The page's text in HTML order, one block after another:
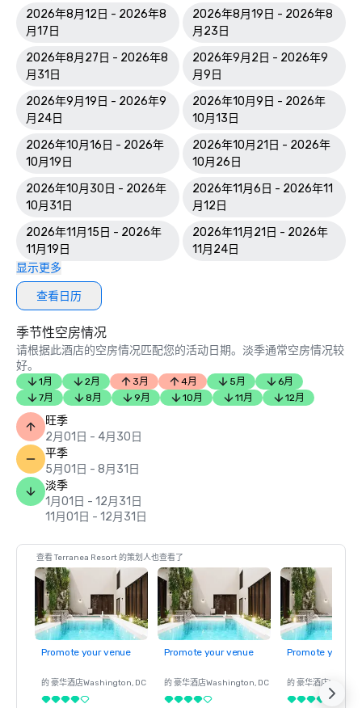
2026年8月12日 - 2026年8
月17日
2026年8月19日 - 2026年8
月23日
2026年8月27日 - 2026年8
月31日
2026年9月2日 - 2026年9
月9日
2026年9月19日 - 2026年9
月24日
2026年10月9日 - 2026年
10月13日
2026年10月16日 - 2026年
10月19日
2026年10月21日 - 2026年
10月26日
2026年10月30日 - 2026年
10月31日
2026年11月6日 - 2026年11
月12日
2026年11月15日 - 2026年
11月19日
2026年11月21日 - 2026年
11月24日
显示更多
查看日历
季节性空房情况
请根据此酒店的空房情况匹配您的活动日期。淡季通常空房情况较
好。
1月 2月 3月 4月 5月
6月
7月
8月 9月 10月 11月 12月
旺季
2月01日 - 4月30日
平季
5月01日 - 8月31日
淡季
1月01日 - 12月31日
11月01日 - 12月31日
查看 Terranea Resort 的策划人也查看了
Promote your venue
的 豪华酒店Washington, DC
Promote your venue
的 豪华酒店Washington, DC
Promote your
的 豪华酒店